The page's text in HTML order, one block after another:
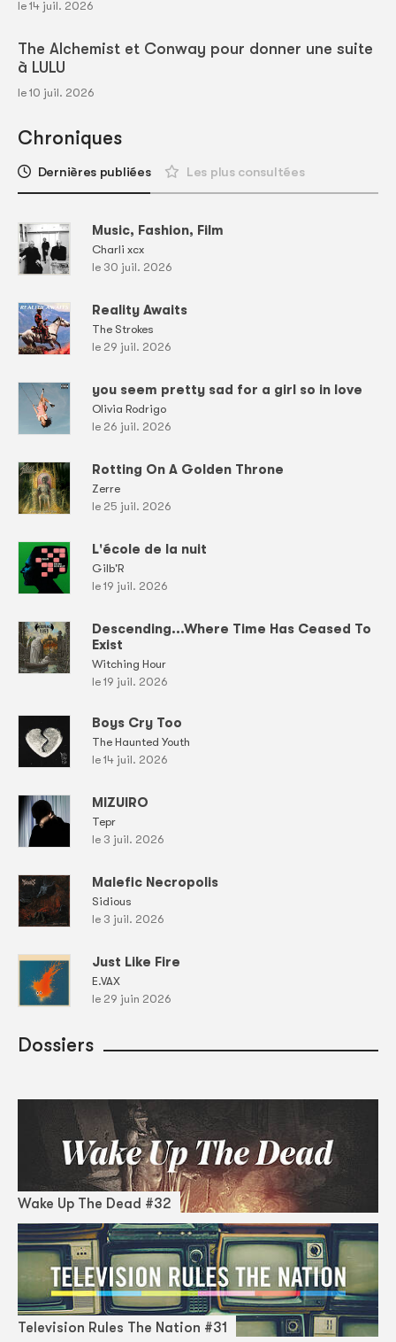
le 14 juil. 2026
The Alchemist et Conway pour donner une suite
à LULU
le 10 juil. 2026
Chroniques
Dernières publiées Les plus consultées
Music, Fashion, Film
Charli xcx
le 30 juil. 2026
Reality Awaits
The Strokes
le 29 juil. 2026
you seem pretty sad for a girl so in love
Olivia Rodrigo
le 26 juil. 2026
Rotting On A Golden Throne
Zerre
le 25 juil. 2026
L'école de la nuit
Gilb'R
le 19 juil. 2026
Descending...Where Time Has Ceased To
Exist
Witching Hour
le 19 juil. 2026
Boys Cry Too
The Haunted Youth
le 14 juil. 2026
MIZUIRO
Tepr
le 3 juil. 2026
Malefic Necropolis
Sidious
le 3 juil. 2026
Just Like Fire
E.VAX
le 29 juin 2026
Dossiers
Wake Up The Dead #32
Television Rules The Nation #31